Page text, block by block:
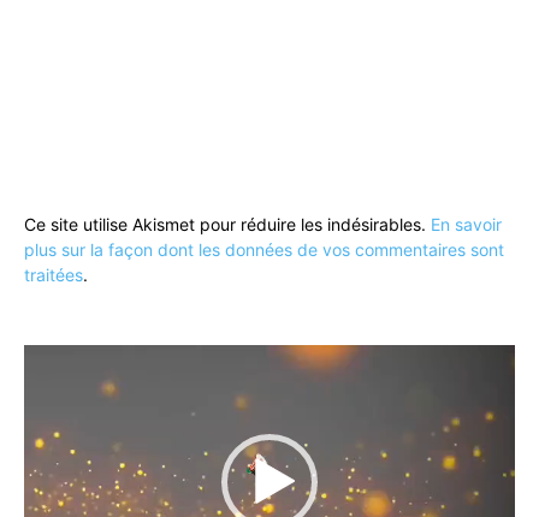
Ce site utilise Akismet pour réduire les indésirables. En savoir
plus sur la façon dont les données de vos commentaires sont
traitées.